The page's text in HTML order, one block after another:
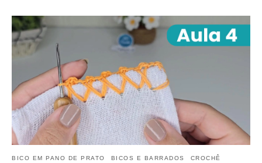
BICO EM PANO DE PRATO BICOS E BARRADOS CROCHÊ